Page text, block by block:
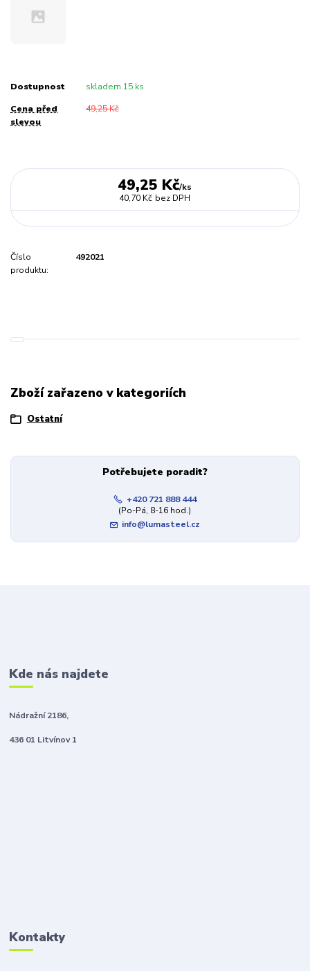
Dostupnost skladem 15 ks
Cena před
slevou
49,25 Kč
49,25 Kč/ks
40,70 Kč bez DPH
Číslo
produktu:
492021
Zboží zařazeno v kategoriích
Ostatní
Potřebujete poradit?
+420 721 888 444
(Po-Pá, 8-16 hod.)
info@lumasteel.cz
Kde nás najdete
Nádražní 2186,
436 01 Litvínov 1
Kontakty